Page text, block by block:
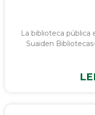
La biblioteca pública
Suaiden